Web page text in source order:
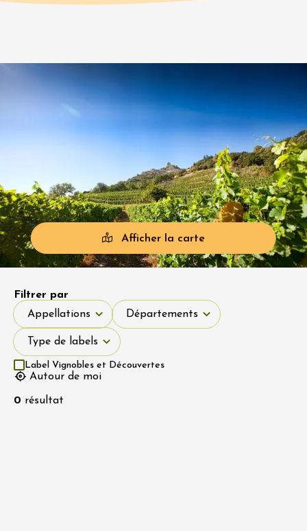
Afficher la carte
Autour de moi
Filtrer par
Appellations
Appellations
Départements
Départements
Type de labels
Type de labels
Label Vignobles et Découvertes
0 résultat